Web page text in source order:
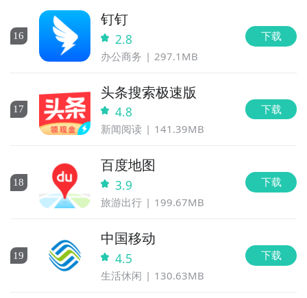
16
钉钉
2.8
办公商务 297.1MB
下载
17
头条搜索极速版
4.8
新闻阅读 141.39MB
下载
18
百度地图
3.9
旅游出行 199.67MB
下载
19
中国移动
4.5
生活休闲 130.63MB
下载